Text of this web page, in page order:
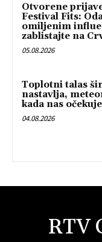
Otvorene
Festival Fits:
omiljenim
zablistajte na
05.08.2026
Toplotni talas
nastavlja,
kada nas
04.08.2026
RTV